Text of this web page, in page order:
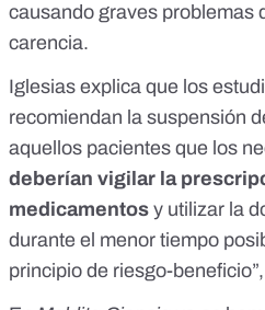
causando graves problemas
carencia.
Iglesias explica que los
recomiendan la suspensión
aquellos pacientes que los
deberían vigilar la
medicamentos y utilizar la
durante el menor tiempo
principio de riesgo-